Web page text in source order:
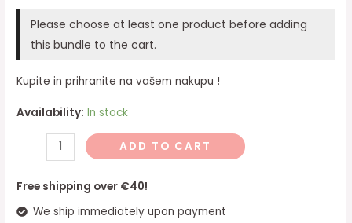
Please choose at least one product before adding
this bundle to the cart.
Kupite in prihranite na vašem nakupu !
Availability: In stock
ADD TO CART
Free shipping over €40!
We ship immediately upon payment